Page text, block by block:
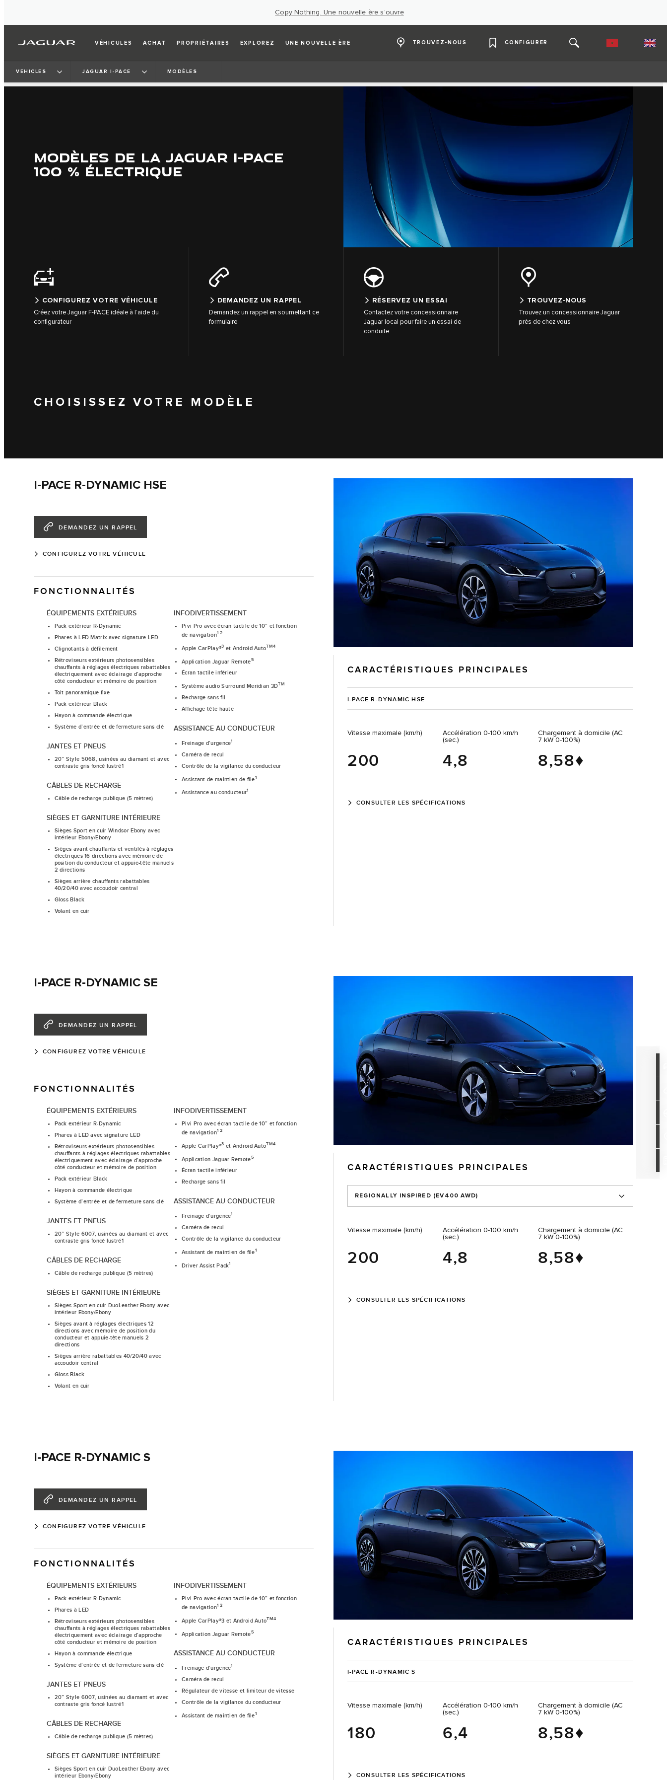
Copy Nothing. Une nouvelle ère s’ouvre
VÉHICULES ACHAT PROPRIÉTAIRES EXPLOREZ UNE NOUVELLE ÈRE TROUVEZ-NOUS CONFIGURER
VEHICLES JAGUAR I-PACE MODÈLES
MODÈLES DE LA JAGUAR I-PACE
100 % ÉLECTRIQUE
CONFIGUREZ VOTRE VÉHICULE
Créez votre Jaguar F‑PACE idéale à l’aide du
configurateur
DEMANDEZ UN RAPPEL
Demandez un rappel en soumettant ce
formulaire
RÉSERVEZ UN ESSAI
Contactez votre concessionnaire
Jaguar local pour faire un essai de
conduite
TROUVEZ-NOUS
Trouvez un concessionnaire Jaguar
près de chez vous
CHOISISSEZ VOTRE MODÈLE
I-PACE R-DYNAMIC HSE
DEMANDEZ UN RAPPEL
CONFIGUREZ VOTRE VÉHICULE
CARACTÉRISTIQUES PRINCIPALES
I-PACE R-DYNAMIC HSE
Vitesse maximale (km/h)
200
Accélération 0‑100 km/h
(sec.)
4,8
Chargement à domicile (AC
7 kW 0‑100%)
8,58♦
CONSULTER LES SPÉCIFICATIONS
FONCTIONNALITÉS
ÉQUIPEMENTS EXTÉRIEURS
Pack extérieur R-Dynamic
Phares à LED Matrix avec signature LED
Clignotants à défilement
Rétroviseurs extérieurs photosensibles
chauffants à réglages électriques rabattables
électriquement avec éclairage d’approche
côté conducteur et mémoire de position
Toit panoramique fixe
Pack extérieur Black
Hayon à commande électrique
Système d’entrée et de fermeture sans clé
JANTES ET PNEUS
20” Style 5068, usinées au diamant et avec
contraste gris foncé lustré1
CÂBLES DE RECHARGE
Câble de recharge publique (5 mètres)
SIÈGES ET GARNITURE INTÉRIEURE
Sièges Sport en cuir Windsor Ebony avec
intérieur Ebony/Ebony
Sièges avant chauffants et ventilés à réglages
électriques 16 directions avec mémoire de
position du conducteur et appuie-tête manuels
2 directions
Sièges arrière chauffants rabattables
40/20/40 avec accoudoir central
Gloss Black
Volant en cuir
INFODIVERTISSEMENT
Pivi Pro avec écran tactile de 10” et fonction
de navigation1 2
Apple CarPlay®3 et Android AutoTM4
Application Jaguar Remote5
Écran tactile inférieur
Système audio Surround Meridian 3DTM
Recharge sans fil
Affichage tête haute
ASSISTANCE AU CONDUCTEUR
Freinage d’urgence1
Caméra de recul
Contrôle de la vigilance du conducteur
Assistant de maintien de file1
Assistance au conducteur1
I-PACE R-DYNAMIC SE
DEMANDEZ UN RAPPEL
CONFIGUREZ VOTRE VÉHICULE
CARACTÉRISTIQUES PRINCIPALES
REGIONALLY INSPIRED (EV400 AWD)
Vitesse maximale (km/h)
200
Accélération 0‑100 km/h
(sec.)
4,8
Chargement à domicile (AC
7 kW 0‑100%)
8,58♦
CONSULTER LES SPÉCIFICATIONS
FONCTIONNALITÉS
ÉQUIPEMENTS EXTÉRIEURS
Pack extérieur R-Dynamic
Phares à LED avec signature LED
Rétroviseurs extérieurs photosensibles
chauffants à réglages électriques rabattables
électriquement avec éclairage d’approche
côté conducteur et mémoire de position
Pack extérieur Black
Hayon à commande électrique
Système d’entrée et de fermeture sans clé
JANTES ET PNEUS
20” Style 6007, usinées au diamant et avec
contraste gris foncé lustré1
CÂBLES DE RECHARGE
Câble de recharge publique (5 mètres)
SIÈGES ET GARNITURE INTÉRIEURE
Sièges Sport en cuir DuoLeather Ebony avec
intérieur Ebony/Ebony
Sièges avant à réglages électriques 12
directions avec mémoire de position du
conducteur et appuie-tête manuels 2
directions
Sièges arrière rabattables 40/20/40 avec
accoudoir central
Gloss Black
Volant en cuir
INFODIVERTISSEMENT
Pivi Pro avec écran tactile de 10” et fonction
de navigation1 2
Apple CarPlay®3 et Android AutoTM4
Application Jaguar Remote5
Écran tactile inférieur
Recharge sans fil
ASSISTANCE AU CONDUCTEUR
Freinage d’urgence1
Caméra de recul
Contrôle de la vigilance du conducteur
Assistant de maintien de file1
Driver Assist Pack1
I-PACE R-DYNAMIC S
DEMANDEZ UN RAPPEL
CONFIGUREZ VOTRE VÉHICULE
CARACTÉRISTIQUES PRINCIPALES
I-PACE R-DYNAMIC S
Vitesse maximale (km/h)
180
Accélération 0‑100 km/h
(sec.)
6,4
Chargement à domicile (AC
7 kW 0‑100%)
8,58♦
CONSULTER LES SPÉCIFICATIONS
FONCTIONNALITÉS
ÉQUIPEMENTS EXTÉRIEURS
Pack extérieur R-Dynamic
Phares à LED
Rétroviseurs extérieurs photosensibles
chauffants à réglages électriques rabattables
électriquement avec éclairage d’approche
côté conducteur et mémoire de position
Hayon à commande électrique
Système d’entrée et de fermeture sans clé
JANTES ET PNEUS
20” Style 6007, usinées au diamant et avec
contraste gris foncé lustré1
CÂBLES DE RECHARGE
Câble de recharge publique (5 mètres)
SIÈGES ET GARNITURE INTÉRIEURE
Sièges Sport en cuir DuoLeather Ebony avec
intérieur Ebony/Ebony
INFODIVERTISSEMENT
Pivi Pro avec écran tactile de 10” et fonction
de navigation1 2
Apple CarPlay®3 et Android AutoTM4
Application Jaguar Remote5
ASSISTANCE AU CONDUCTEUR
Freinage d’urgence1
Caméra de recul
Régulateur de vitesse et limiteur de vitesse
Contrôle de la vigilance du conducteur
Assistant de maintien de file1